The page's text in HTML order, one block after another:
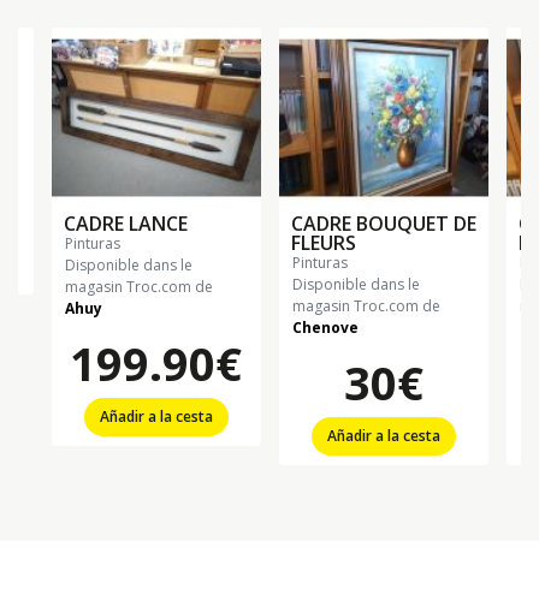
CADRE LANCE
pinturas
Disponible dans le
magasin Troc.com de
Ahuy
199.90€
Añadir a la cesta
CADRE BOUQUET DE
FLEURS
pinturas
Disponible dans le
magasin Troc.com de
Chenove
30€
Añadir a la cesta